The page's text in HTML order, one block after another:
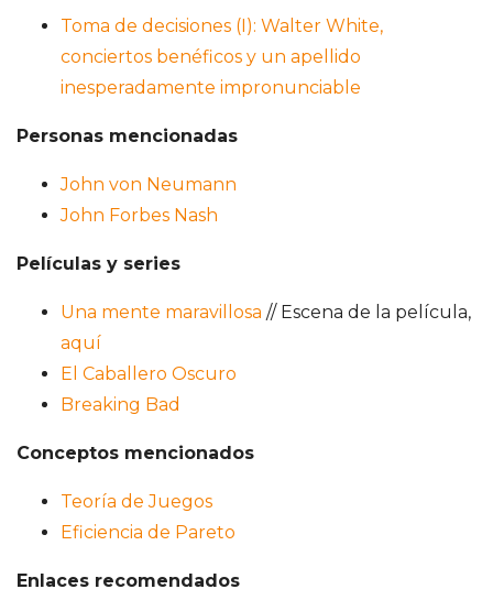
Toma de decisiones (I): Walter White,
conciertos benéficos y un apellido
inesperadamente impronunciable
Personas mencionadas
John von Neumann
John Forbes Nash
Películas y series
Una mente maravillosa // Escena de la película,
aquí
El Caballero Oscuro
Breaking Bad
Conceptos mencionados
Teoría de Juegos
Eficiencia de Pareto
Enlaces recomendados